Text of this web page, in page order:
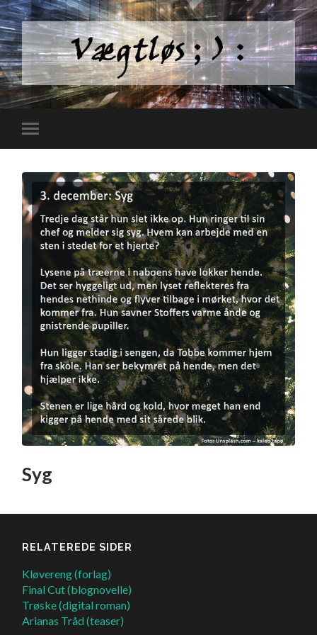
Syg
RELATEREDE SIDER
Kløvereng (forlag)
Final Cut (blognovelle)
Trøske (digital roman)
Arianas Tråd (teaser)